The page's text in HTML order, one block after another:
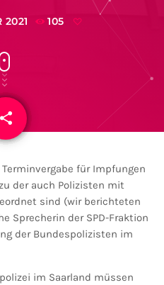
2021 105
share
email
für Impfungen
der auch Polizisten mit
sind (wir berichteten
Sprecherin der SPD-Fraktion
der Bundespolizisten im
im Saarland müssen